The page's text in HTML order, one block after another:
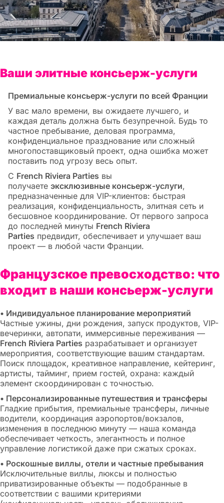
Ваши элитные консьерж-услуги
Премиальные консьерж-услуги по всей Франции
У вас мало времени, вы ожидаете лучшего, и
каждая деталь должна быть безупречной. Будь то
частное пребывание, деловая программа,
конфиденциальное празднование или сложный
многопоставщиковый проект, одна ошибка может
поставить под угрозу весь опыт.
С French Riviera Parties вы
получаете эксклюзивные консьерж-услуги,
предназначенные для VIP-клиентов: быстрая
реализация, конфиденциальность, элитная сеть и
бесшовное координирование. От первого запроса
до последней минуты French Riviera
Parties предвидит, обеспечивает и улучшает ваш
проект — в любой части Франции.
Французское превосходство: что
входит в наши консьерж-услуги
• Индивидуальное планирование мероприятий
Частные ужины, дни рождения, запуск продуктов, VIP-
вечеринки, автопати, иммерсивные переживания —
French Riviera Parties разрабатывает и организует
мероприятия, соответствующие вашим стандартам.
Поиск площадок, креативное направление, кейтеринг,
артисты, тайминг, прием гостей, охрана: каждый
элемент скоординирован с точностью.
• Персонализированные путешествия и трансферы
Гладкие прибытия, премиальные трансферы, личные
водители, координация аэропортов/вокзалов,
изменения в последнюю минуту — наша команда
обеспечивает четкость, элегантность и полное
управление логистикой даже при сжатых сроках.
• Роскошные виллы, отели и частные пребывания
Исключительные виллы, люксы и полностью
приватизированные объекты — подобранные в
соответствии с вашими критериями